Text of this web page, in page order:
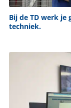
Bij de TD werk
techniek.